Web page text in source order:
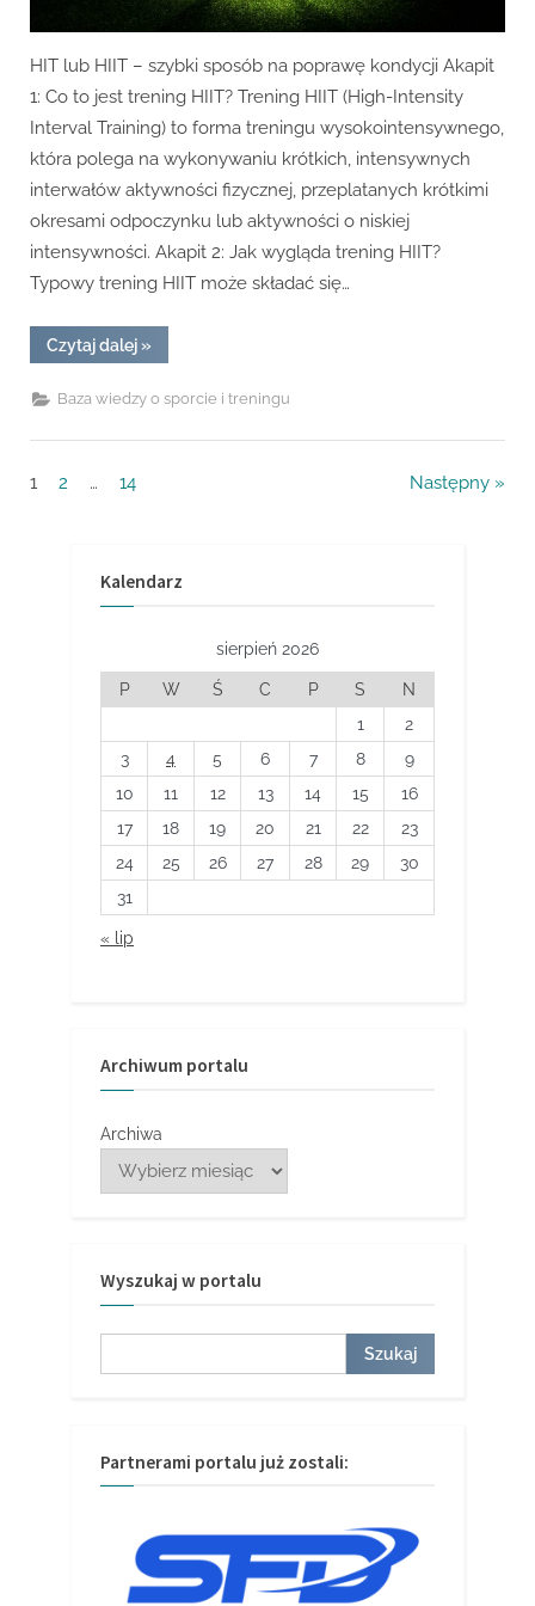
HIT lub HIIT – szybki sposób na poprawę kondycji Akapit
1: Co to jest trening HIIT? Trening HIIT (High-Intensity
Interval Training) to forma treningu wysokointensywnego,
która polega na wykonywaniu krótkich, intensywnych
interwałów aktywności fizycznej, przeplatanych krótkimi
okresami odpoczynku lub aktywności o niskiej
intensywności. Akapit 2: Jak wygląda trening HIIT?
Typowy trening HIIT może składać się…
Czytaj dalej“Czym
są
HIIT
i
mają
»
Baza wiedzy o sporcie i treningu
Nawigacja
wpisach
1 2 … 14 Następny
Kalendarz
sierpień 2026
P W Ś C P S
N
1
2
3
4 5 6 7 8
9
10
11 12 13 14 15
16
17
18 19 20 21 22
23
24
25 26 27 28 29
30
31
« lip
Archiwum portalu
Archiwa
Wyszukaj w portalu
Szukaj
Partnerami portalu już zostali: